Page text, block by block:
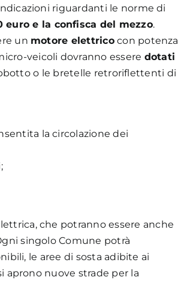
riguardanti le norme di
e la confisca del mezzo.
un motore elettricocon potenza
veicoli dovranno essere dotati
o le bretelle retroriflettenti di
la circolazione dei
che potranno essere anche
singolo Comune potrà
le aree di sosta adibite ai
aprono nuove strade per la